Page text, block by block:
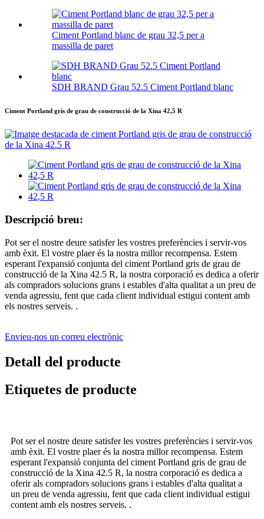
Ciment Portland blanc de grau 32,5 per a
massilla de paret
SDH BRAND Grau 52.5 Ciment Portland blanc
Ciment Portland gris de grau de construcció de la Xina 42,5 R
Descripció breu:
Pot ser el nostre deure satisfer les vostres preferències i servir-vos
amb èxit. El vostre plaer és la nostra millor recompensa. Estem
esperant l'expansió conjunta del ciment Portland gris de grau de
construcció de la Xina 42.5 R, la nostra corporació es dedica a oferir
als compradors solucions grans i estables d'alta qualitat a un preu de
venda agressiu, fent que cada client individual estigui content amb
els nostres serveis. .
Envieu-nos un correu electrònic
Detall del producte
Etiquetes de producte
Pot ser el nostre deure satisfer les vostres preferències i servir-vos
amb èxit. El vostre plaer és la nostra millor recompensa. Estem
esperant l'expansió conjunta del ciment Portland gris de grau de
construcció de la Xina 42.5 R, la nostra corporació es dedica a
oferir als compradors solucions grans i estables d'alta qualitat a
un preu de venda agressiu, fent que cada client individual estigui
content amb els nostres serveis. .